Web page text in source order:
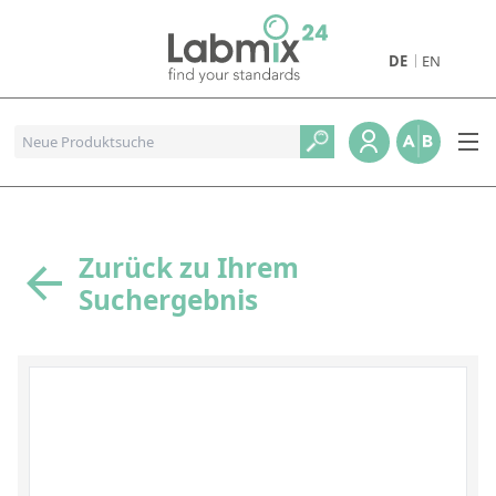
DE EN
Referenzstandards für die Industrie und Geologie
Referenzstandards für die Umweltanalytik
Zurück zu Ihrem
Suchergebnis